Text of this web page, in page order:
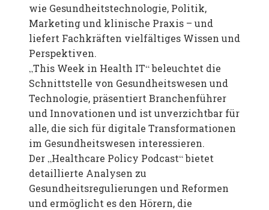
wie Gesundheitstechnologie, Politik,
Marketing und klinische Praxis – und
liefert Fachkräften vielfältiges Wissen und
Perspektiven.
„This Week in Health IT“ beleuchtet die
Schnittstelle von Gesundheitswesen und
Technologie, präsentiert Branchenführer
und Innovationen und ist unverzichtbar für
alle, die sich für digitale Transformationen
im Gesundheitswesen interessieren.
Der „Healthcare Policy Podcast“ bietet
detaillierte Analysen zu
Gesundheitsregulierungen und Reformen
und ermöglicht es den Hörern, die